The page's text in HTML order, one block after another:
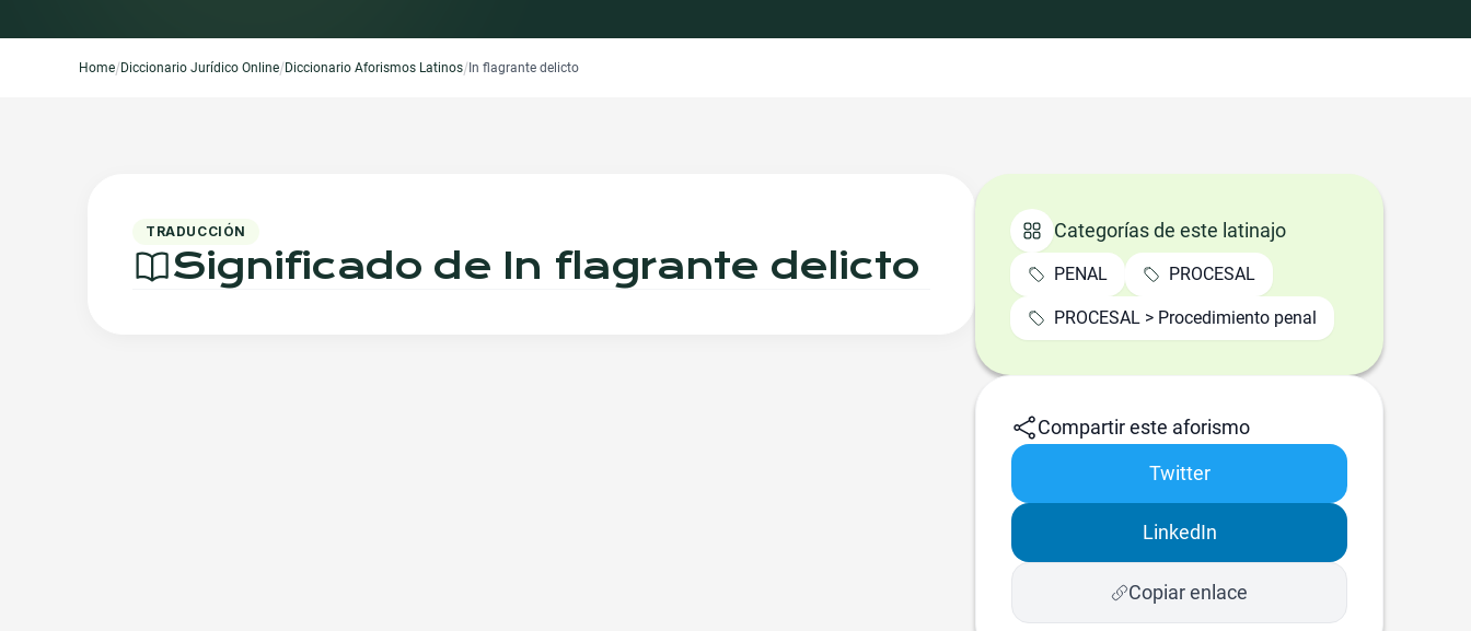
Home/Diccionario Jurídico Online/Diccionario Aforismos Latinos/ In flagrante delicto
TRADUCCIÓN
Significado de In flagrante delicto
Categorías de este latinajo
PENAL PROCESAL
PROCESAL > Procedimiento penal
Compartir este aforismo
Twitter
LinkedIn
Copiar enlace